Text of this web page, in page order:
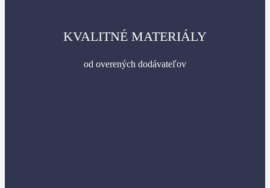
KVALITNÉ MATERIÁLY
od overených dodávateľov